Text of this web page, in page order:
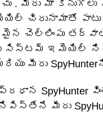
. మీరు మా
చిరునామాతో పాటు
చెల్లింపు
సిస్టమ్ ఇమెయిల్
మీరు
ప్రధాన SpyHunter
మీరు